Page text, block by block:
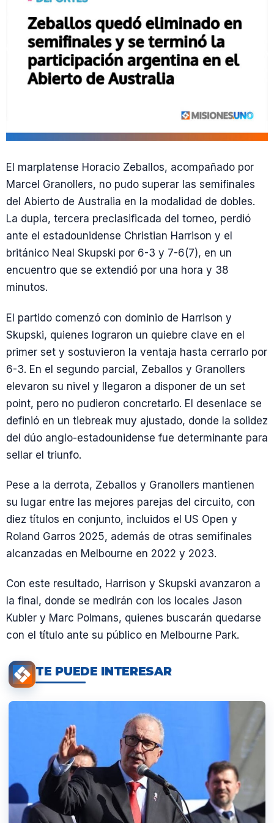
El marplatense Horacio Zeballos, acompañado por
Marcel Granollers, no pudo superar las semifinales
del Abierto de Australia en la modalidad de dobles.
La dupla, tercera preclasificada del torneo, perdió
ante el estadounidense Christian Harrison y el
británico Neal Skupski por 6-3 y 7-6(7), en un
encuentro que se extendió por una hora y 38
minutos.
El partido comenzó con dominio de Harrison y
Skupski, quienes lograron un quiebre clave en el
primer set y sostuvieron la ventaja hasta cerrarlo por
6-3. En el segundo parcial, Zeballos y Granollers
elevaron su nivel y llegaron a disponer de un set
point, pero no pudieron concretarlo. El desenlace se
definió en un tiebreak muy ajustado, donde la solidez
del dúo anglo-estadounidense fue determinante para
sellar el triunfo.
Pese a la derrota, Zeballos y Granollers mantienen
su lugar entre las mejores parejas del circuito, con
diez títulos en conjunto, incluidos el US Open y
Roland Garros 2025, además de otras semifinales
alcanzadas en Melbourne en 2022 y 2023.
Con este resultado, Harrison y Skupski avanzaron a
la final, donde se medirán con los locales Jason
Kubler y Marc Polmans, quienes buscarán quedarse
con el título ante su público en Melbourne Park.
TE PUEDE INTERESAR